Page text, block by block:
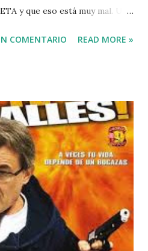
y que eso está muy mal. Una
servicio de la Monarquía. Y el
el PSE. Vayamos por partes,
la Actualidad. PERNANDO
HACEN HISTORIA La Casta de
que pertenece a ETA a
de cárcel. Pernando
encapuchados Los 35
un total de 55 años en prisión
de ETA con condenas por
COMENTARIO READ MORE »